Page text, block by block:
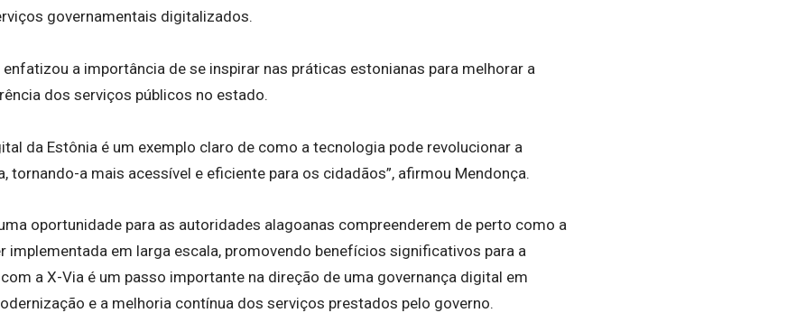
governamentais digitalizados.
a importância de se inspirar nas práticas estonianas para melhorar a
dos serviços públicos no estado.
da Estônia é um exemplo claro de como a tecnologia pode revolucionar a
tornando-a mais acessível e eficiente para os cidadãos”, afirmou Mendonça.
oportunidade para as autoridades alagoanas compreenderem de perto como a
implementada em larga escala, promovendo benefícios significativos para a
a X-Via é um passo importante na direção de uma governança digital em
e a melhoria contínua dos serviços prestados pelo governo.